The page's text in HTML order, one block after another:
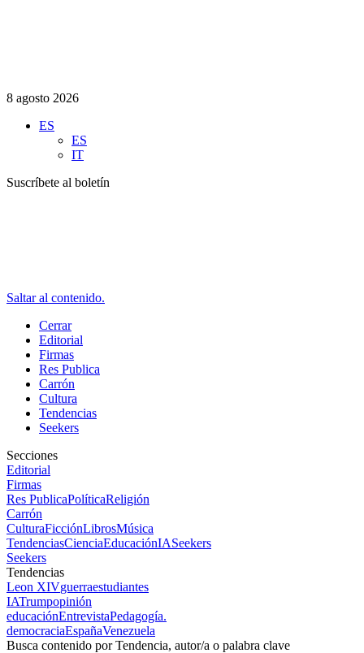
8 agosto 2026
ES
ES
IT
Suscríbete al boletín
Saltar al contenido.
Cerrar
Editorial
Firmas
Res Publica
Carrón
Cultura
Tendencias
Seekers
Secciones
Editorial
Firmas
Res PublicaPolíticaReligión
Carrón
CulturaFicciónLibrosMúsica
TendenciasCienciaEducaciónIASeekers
Seekers
Tendencias
Leon XIVguerraestudiantes
IATrumpopinión
educaciónEntrevistaPedagogía.
democraciaEspañaVenezuela
Busca contenido por Tendencia, autor/a o palabra clave